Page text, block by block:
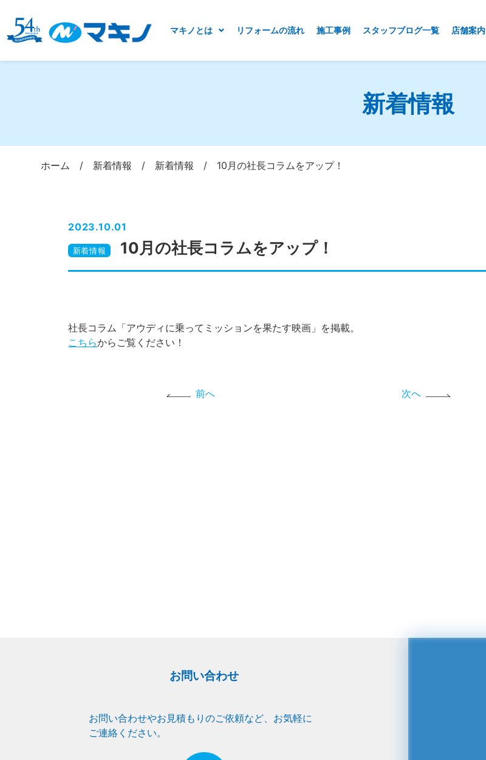
マキノとは リフォームの流れ 施工事例 スタッフブログ一覧 店舗案内
新着情報
ホーム / 新着情報 / 新着情報 / 10月の社長コラムをアップ！
2023.10.01
新着情報 10月の社長コラムをアップ！
社長コラム「アウディに乗ってミッションを果たす映画」を掲載。
こちらからご覧ください！
前へ 次へ
お問い合わせ
お問い合わせやお見積もりのご依頼など、お気軽に
ご連絡ください。